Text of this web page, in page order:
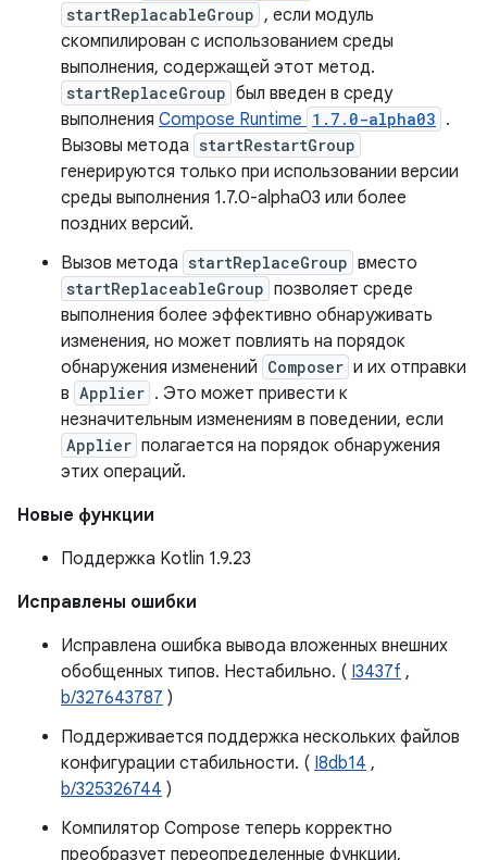
startReplacableGroup , если модуль
скомпилирован с использованием среды
выполнения, содержащей этот метод.
startReplaceGroup был введен в среду
выполнения Compose Runtime 1.7.0-alpha03 .
Вызовы метода startRestartGroup
генерируются только при использовании версии
среды выполнения 1.7.0-alpha03 или более
поздних версий.
Вызов метода startReplaceGroup вместо
startReplaceableGroup позволяет среде
выполнения более эффективно обнаруживать
изменения, но может повлиять на порядок
обнаружения изменений Composer и их отправки
в Applier . Это может привести к
незначительным изменениям в поведении, если
Applier полагается на порядок обнаружения
этих операций.
Новые функции
Поддержка Kotlin 1.9.23
Исправлены ошибки
Исправлена ​​ошибка вывода вложенных внешних
обобщенных типов. Нестабильно. ( I3437f ,
b/327643787 )
Поддерживается поддержка нескольких файлов
конфигурации стабильности. ( I8db14 ,
b/325326744 )
Компилятор Compose теперь корректно
преобразует переопределенные функции,